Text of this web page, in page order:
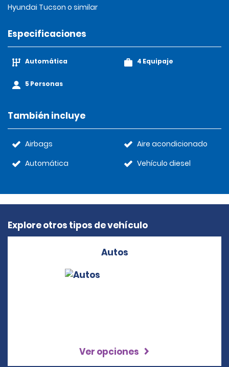
Hyundai Tucson o similar
Especificaciones
Automática
5 Personas
4 Equipaje
También incluye
Airbags
Automática
Aire acondicionado
Vehículo diesel
Explore otros tipos de vehículo
Autos
Ver opciones